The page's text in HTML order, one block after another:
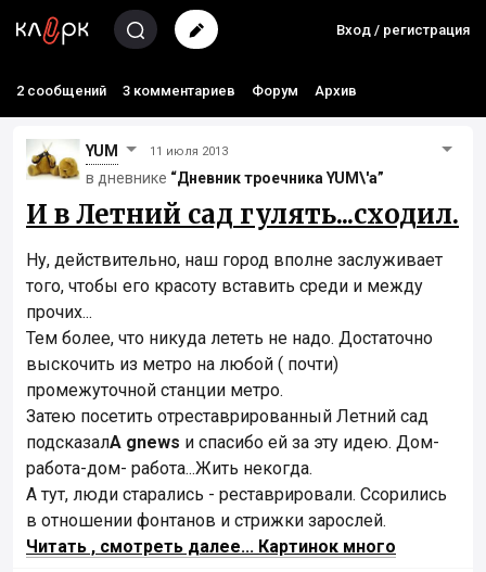
Вход / регистрация
2 сообщений 3 комментариев Форум Архив
YUM 11 июля 2013
в дневнике “Дневник троечника YUM\'а”
И в Летний сад гулять...сходил.
Ну, действительно, наш город вполне заслуживает
того, чтобы его красоту вставить среди и между
прочих...
Тем более, что никуда лететь не надо. Достаточно
выскочить из метро на любой ( почти)
промежуточной станции метро.
Затею посетить отреставрированный Летний сад
подсказалА gnews и спасибо ей за эту идею. Дом-
работа-дом- работа...Жить некогда.
А тут, люди старались - реставрировали. Ссорились
в отношении фонтанов и стрижки зарослей.
Читать , смотреть далее... Картинок много